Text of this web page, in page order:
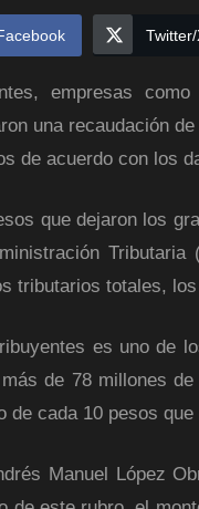
empresas
una recaudación
de acuerdo con los
que dejaron los
tributarios totales,
es uno de
de 78 millones
de cada 10 pesos
Manuel López